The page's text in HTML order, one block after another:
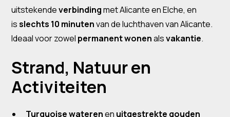
uitstekendeverbindingmet Alicante en Elche, en
isslechts 10 minutenvan de luchthaven van Alicante.
Ideaal voor zowel permanent wonenalsvakantie.
Strand, Natuur en
Activiteiten
Turquoise waterenen uitgestrekte gouden